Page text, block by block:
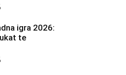
igra 2026:
te